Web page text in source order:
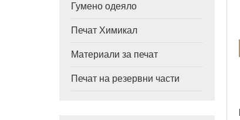
Гумено одеяло
Печат Химикал
Материали за печат
Печат на резервни части